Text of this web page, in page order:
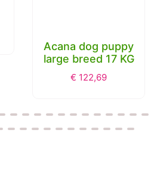
Acana dog puppy
large breed 17 KG
€ 122,69